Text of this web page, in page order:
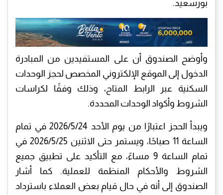
بورسعيد.
وأوضح الصندوق أن على المستفيدين من المبادرة
الدخول إلى الموقع الإلكتروني المخصص لحجز الوحدات
السكنية عبر الرابط المتاح، وذلك وفقًا لكراسات
الشروط وأكواد الوحدات المحددة.
ويبدأ الحجز اعتبارًا من يوم الأحد 2026/5/24 في تمام
الساعة 11 صباحًا، ويستمر حتى الاثنين 2026/5/25 في
تمام الساعة 9 مساءً، مع التأكيد على تطبيق جميع
الشروط والأحكام المنظمة للعملية. كما أشار
الصندوق إلى أنه في حال قيام بعض العملاء باسترداد